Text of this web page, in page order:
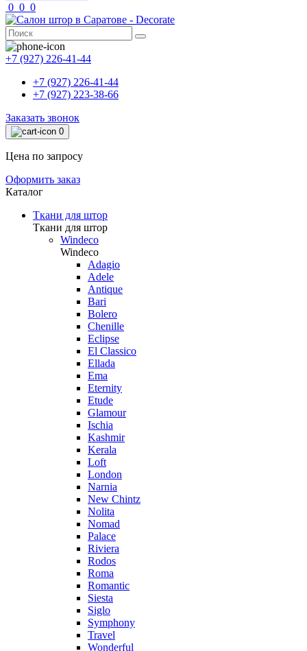
0 0 0
+7 (927) 226-41-44
+7 (927) 226-41-44
+7 (927) 223-38-66
Заказать звонок
0
Цена по запросу
Оформить заказ
Каталог
Ткани для штор
Ткани для штор
Windeco
Windeco
Adagio
Adele
Antique
Bari
Bolero
Chenille
Eclipse
El Classico
Ellada
Ema
Eternity
Etude
Glamour
Ischia
Kashmir
Kerala
Loft
London
Narnia
New Chintz
Nolita
Nomad
Palace
Riviera
Rodos
Roma
Romantic
Siesta
Siglo
Symphony
Travel
Wonderful